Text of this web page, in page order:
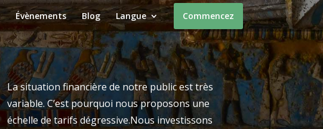
Évènements Blog Langue Commencez
La situation financière de notre public est très
variable. C’est pourquoi nous proposons une
échelle de tarifs dégressive.Nous investissons